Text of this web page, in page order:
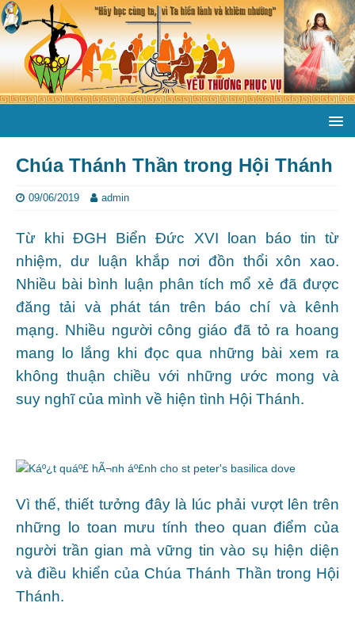
Chúa Thánh Thần trong Hội Thánh
09/06/2019 admin
Từ khi ĐGH Biển Đức XVI loan báo tin từ
nhiệm, dư luận khắp nơi đồn thổi xôn xao.
Nhiều bài bình luận phân tích mổ xẻ đã được
đăng tải và phát tán trên báo chí và kênh
mạng. Nhiều người công giáo đã tỏ ra hoang
mang lo lắng khi đọc qua những bài xem ra
không thuận chiều với những ước mong và
suy nghĩ của mình về hiện tình Hội Thánh.
Vì thế, thiết tưởng đây là lúc phải vượt lên trên
những lo toan mưu tính theo quan điểm của
người trần gian mà vững tin vào sụ hiện diện
và điều khiển của Chúa Thánh Thần trong Hội
Thánh.